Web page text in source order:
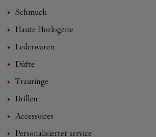
Schmuck
Haute Horlogerie
Lederwaren
Düfte
Trauringe
Brillen
Accessoires
Personalisierter service